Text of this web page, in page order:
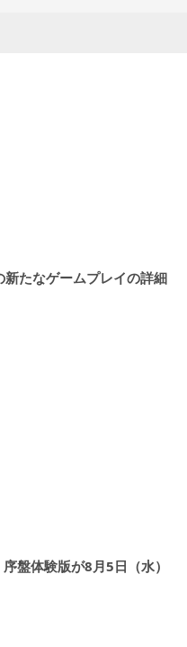
たなゲームプレイの詳細
盤体験版が8月5日（水）